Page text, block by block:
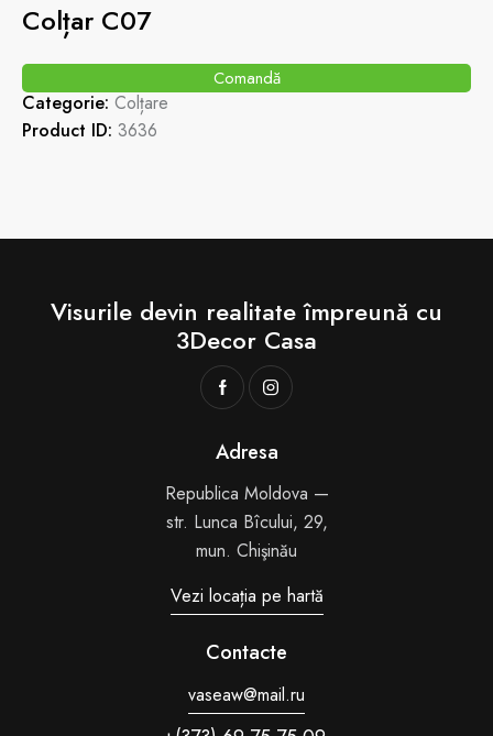
Colțar C07
Comandă
Categorie: Colțare
Product ID: 3636
Visurile devin realitateîmpreună cu
3Decor Casa
Adresa
Republica Moldova —
str. Lunca Bîcului, 29,
mun. Chişinău
Vezi locația pe hartă
Contacte
vaseaw@mail.ru